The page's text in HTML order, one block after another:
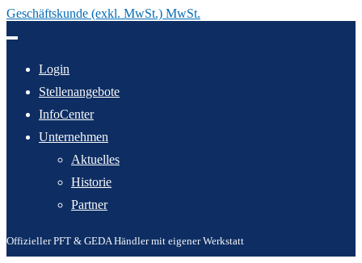
Geschäftskunde (exkl. MwSt.) MwSt.
Inhalt
Login
Stellenangebote
InfoCenter
Unternehmen
Aktuelles
Historie
Partner
Offizieller PFT & GEDA Händler mit eigener Werkstatt